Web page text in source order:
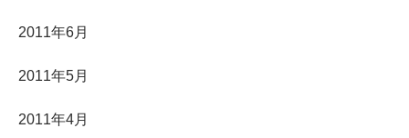
2011年6月
2011年5月
2011年4月